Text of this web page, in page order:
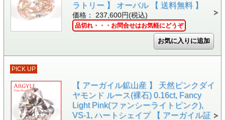
ラトリー 】 オーバル 【 送料無料 】
価格： 237,600円(税込)
品切れ・・・お問合せはお気軽にどうぞ
PICK UP
【 アーガイル鉱山産 】 天然ピンクダイ
ヤモンド ルース(裸石) 0.16ct, Fancy
Light Pink(ファンシーライトピンク),
VS-1, ハートシェイプ 【 アーガイル証